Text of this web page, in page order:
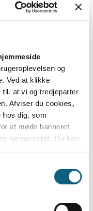
og
Ved at klikke
at vi og tredjeparter
Afviser du cookies,
dig, som
at møde banneret
hjemmeside. Du kan
cookies tilbage ved
baggrund af dets